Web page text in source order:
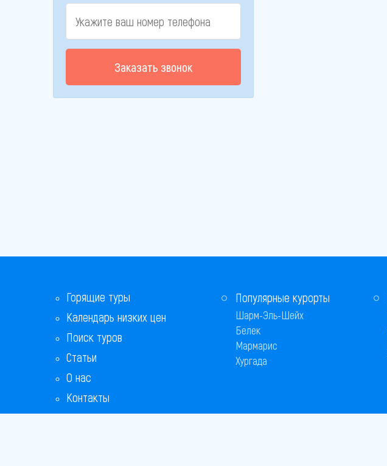
Заказать звонок
Горящие туры
Календарь низких цен
Поиск туров
Статьи
О нас
Контакты
Бонусная программа
Популярные курорты
Шарм-Эль-Шейх
Белек
Мармарис
Хургада